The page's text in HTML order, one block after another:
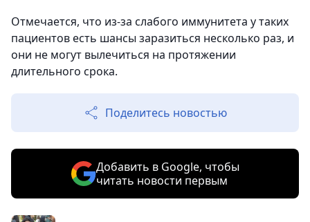
Отмечается, что из-за слабого иммунитета у таких
пациентов есть шансы заразиться несколько раз, и
они не могут вылечиться на протяжении
длительного срока.
Поделитесь новостью
Добавить в Google, чтобы
читать новости первым